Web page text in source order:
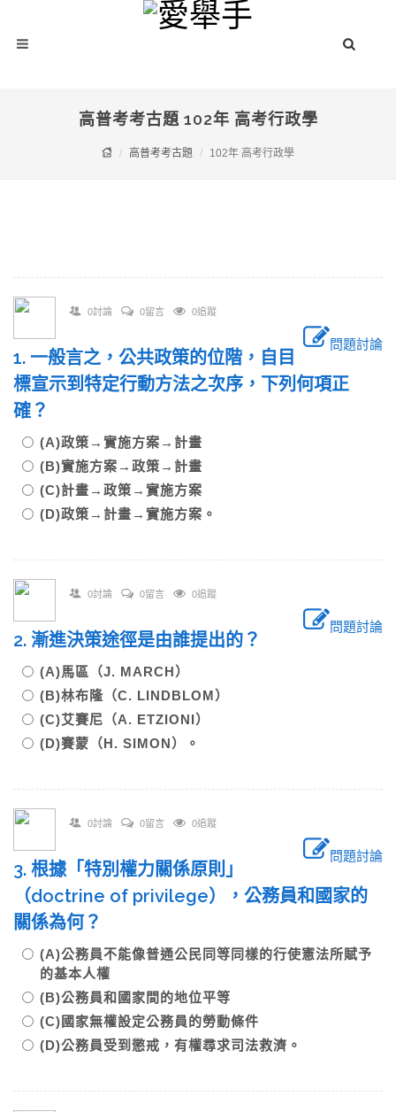
高普考考古題 102年 高考行政學
高普考考古題 102年 高考行政學
0討論 0留言 0追蹤
問題討論
1. 一般言之，公共政策的位階，自目
標宣示到特定行動方法之次序，下列何項正
確？
(A)政策→實施方案→計畫
(B)實施方案→政策→計畫
(C)計畫→政策→實施方案
(D)政策→計畫→實施方案。
0討論 0留言 0追蹤
問題討論
2. 漸進決策途徑是由誰提出的？
(A)馬區（J. MARCH）
(B)林布隆（C. LINDBLOM）
(C)艾賽尼（A. ETZIONI）
(D)賽蒙（H. SIMON）。
0討論 0留言 0追蹤
問題討論
3. 根據「特別權力關係原則」
（doctrine of privilege），公務員和國家的
關係為何？
(A)公務員不能像普通公民同等同樣的行使憲法所賦予
的基本人權
(B)公務員和國家間的地位平等
(C)國家無權設定公務員的勞動條件
(D)公務員受到懲戒，有權尋求司法救濟。